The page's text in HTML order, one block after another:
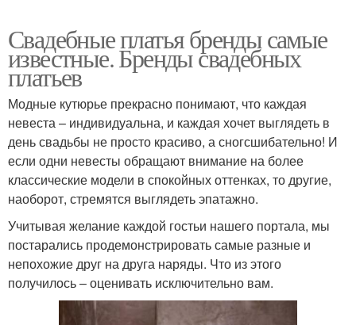
Свадебные платья бренды самые
известные. Бренды свадебных
платьев
Модные кутюрье прекрасно понимают, что каждая
невеста – индивидуальна, и каждая хочет выглядеть в
день свадьбы не просто красиво, а сногсшибательно! И
если одни невесты обращают внимание на более
классические модели в спокойных оттенках, то другие,
наоборот, стремятся выглядеть эпатажно.
Учитывая желание каждой гостьи нашего портала, мы
постарались продемонстрировать самые разные и
непохожие друг на друга наряды. Что из этого
получилось – оценивать исключительно вам.